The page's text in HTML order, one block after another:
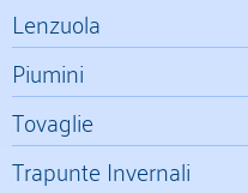
Lenzuola
Piumini
Tovaglie
Trapunte Invernali